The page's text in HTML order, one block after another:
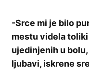
-Srce mi je bilo
mestu videla
ujedinjenih u
ljubavi, iskrene